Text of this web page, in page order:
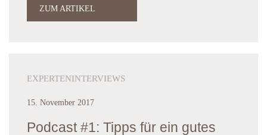
ZUM ARTIKEL
EXPERTENINTERVIEWS
15. November 2017
Podcast #1: Tipps für ein gutes